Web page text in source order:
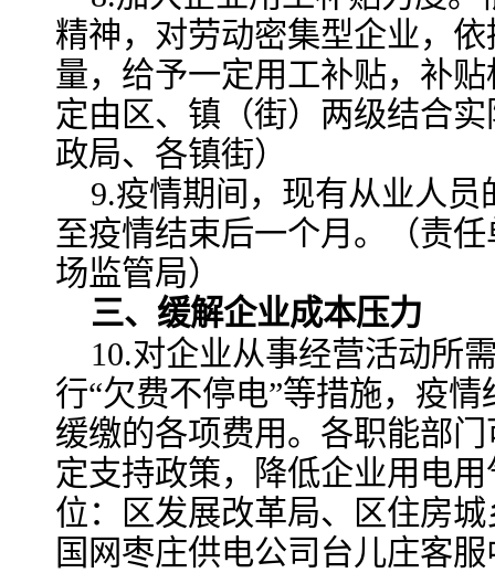
精神，对劳动密集型企业，
量，给予一定用工补贴，补
定由区、镇（街）两级结合
政局、各镇街）
9.疫情期间，现有从业人
至疫情结束后一个月。（责
场监管局）
三、缓解企业成本压力
10.对企业从事经营活动所
行“欠费不停电”等措施，疫
缓缴的各项费用。各职能部
定支持政策，降低企业用电
位：区发展改革局、区住房
国网枣庄供电公司台儿庄客